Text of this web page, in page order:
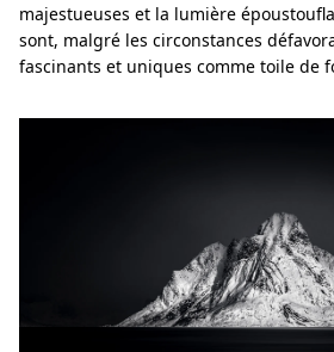
majestueuses et la lumière
sont, malgré les circonstances
fascinants et uniques comme toile de